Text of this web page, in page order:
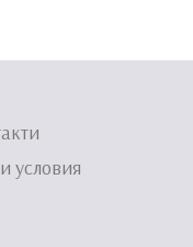
условия